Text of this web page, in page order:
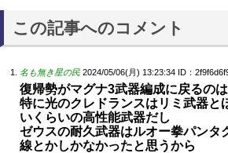
この記事へのコメント
名も無き星の民 2024/05/06(月) 13:23:34 ID：
復帰勢がマグナ3武器編成に戻るのは
特に光のクレドランスはリミ武器と
いくらいの高性能武器だし
ゼウスの耐久武器はルオー拳パンタ
線とかしかなかったと思うから